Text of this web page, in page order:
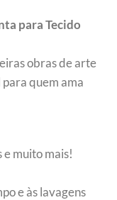
para Tecido
obras de arte
quem ama
e muito mais!
e às lavagens